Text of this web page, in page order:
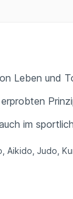
Leben und
im
Aikido, Judo,